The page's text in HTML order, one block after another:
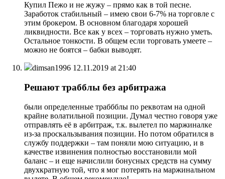
Купил Пежо и не жужу – прямо как в той песне.
Заработок стабильный – имею свои 6-7% на торговле с
этим брокером. В основном благодаря хорошей
ликвидности. Все как у всех – торговать нужно уметь.
Остальное тонкости. В общем если торговать умеете –
можно не боятся – бабки выводят.
dimsan1996 12.11.2019 at 21:40
Решают трабблы без арбитража
были определенные траббблы по реквотам на одной
крайне волатильной позиции. Думал честно говоря уже
отправлять её в арбитраж, т.к. вылетел по маржиналке
из-за проскальзывания позиции. Но потом обратился в
службу поддержки – там поняли мою ситуацию, и в
качестве извинения полностью восстановили мой
баланс – и еще начислили бонусных средств на сумму
двухкратную той, что я мог потерять на маржинальном